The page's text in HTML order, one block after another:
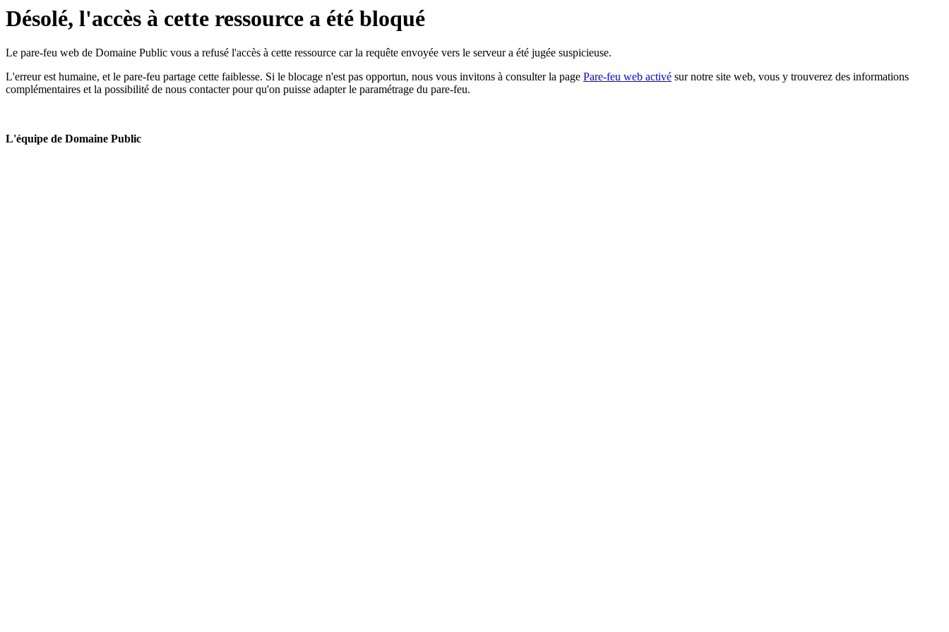
Désolé, l'accès à cette ressource a été bloqué
Le pare-feu web de Domaine Public vous a refusé l'accès à cette ressource car la requête envoyée vers le serveur a été jugée suspicieuse.
L'erreur est humaine, et le pare-feu partage cette faiblesse. Si le blocage n'est pas opportun, nous vous invitons à consulter la page Pare-feu web activé sur notre site web, vous y trouverez des informations
complémentaires et la possibilité de nous contacter pour qu'on puisse adapter le paramétrage du pare-feu.
L'équipe de Domaine Public